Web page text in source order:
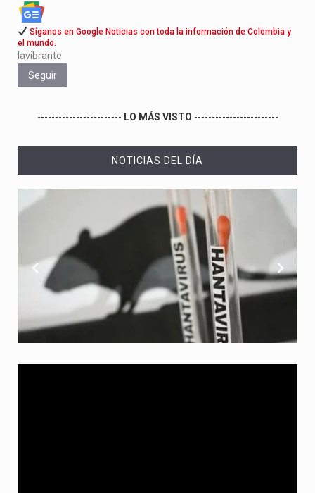
Síganos en Google Noticias con toda la información de Colombia y
el mundo.
lavibrante
Seguir
------------------------ LO MÁS VISTO ------------------------
NOTICIAS DEL DÍA